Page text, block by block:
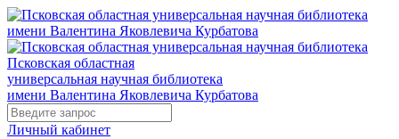
Псковская областная
универсальная научная библиотека
имени Валентина Яковлевича Курбатова
Личный кабинет